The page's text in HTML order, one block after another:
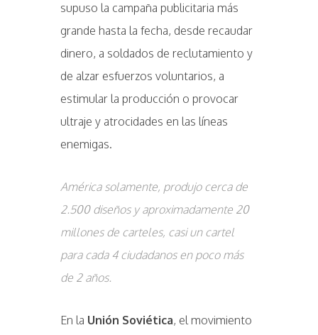
supuso la campaña publicitaria más
grande hasta la fecha, desde recaudar
dinero, a soldados de reclutamiento y
de alzar esfuerzos voluntarios, a
estimular la producción o provocar
ultraje y atrocidades en las líneas
enemigas.
América solamente, produjo cerca de
2.500 diseños y aproximadamente 20
millones de carteles, casi un cartel
para cada 4 ciudadanos en poco más
de 2 años.
En la Unión Soviética, el movimiento